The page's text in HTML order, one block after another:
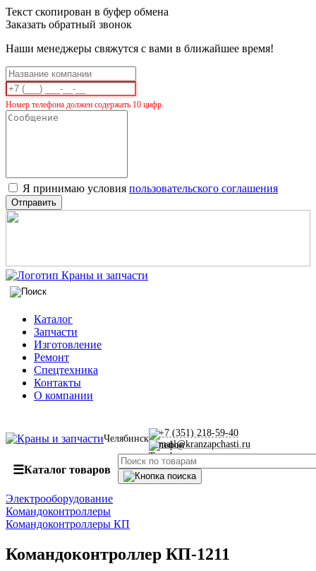
Текст скопирован в буфер обмена
Заказать обратный звонок
Наши менеджеры свяжутся с вами в ближайшее время!
Номер телефона должен содержать 10 цифр.
Я принимаю условия пользовательского соглашения
Отправить
Каталог
Запчасти
Изготовление
Ремонт
Спецтехника
Контакты
О компании
Челябинск
+7 (351) 218-59-40
mail@kranzapchasti.ru
☰Каталог товаров
Электрооборудование
Командоконтроллеры
Командоконтроллеры КП
Командоконтроллер КП-1211